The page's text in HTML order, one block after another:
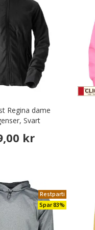
Regina dame
Svart
kr
Restparti
Spar 83%